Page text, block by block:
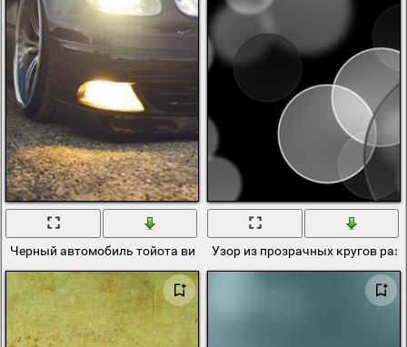
Черный автомобиль тойота вид спередиУзор из прозрачных кругов